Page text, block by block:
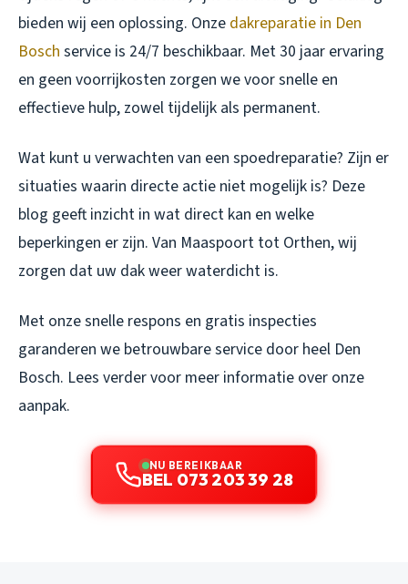
bieden wij een oplossing. Onze dakreparatie in Den
Bosch service is 24/7 beschikbaar. Met 30 jaar ervaring
en geen voorrijkosten zorgen we voor snelle en
effectieve hulp, zowel tijdelijk als permanent.
Wat kunt u verwachten van een spoedreparatie? Zijn er
situaties waarin directe actie niet mogelijk is? Deze
blog geeft inzicht in wat direct kan en welke
beperkingen er zijn. Van Maaspoort tot Orthen, wij
zorgen dat uw dak weer waterdicht is.
Met onze snelle respons en gratis inspecties
garanderen we betrouwbare service door heel Den
Bosch. Lees verder voor meer informatie over onze
aanpak.
NU BEREIKBAAR
BEL 073 203 39 28